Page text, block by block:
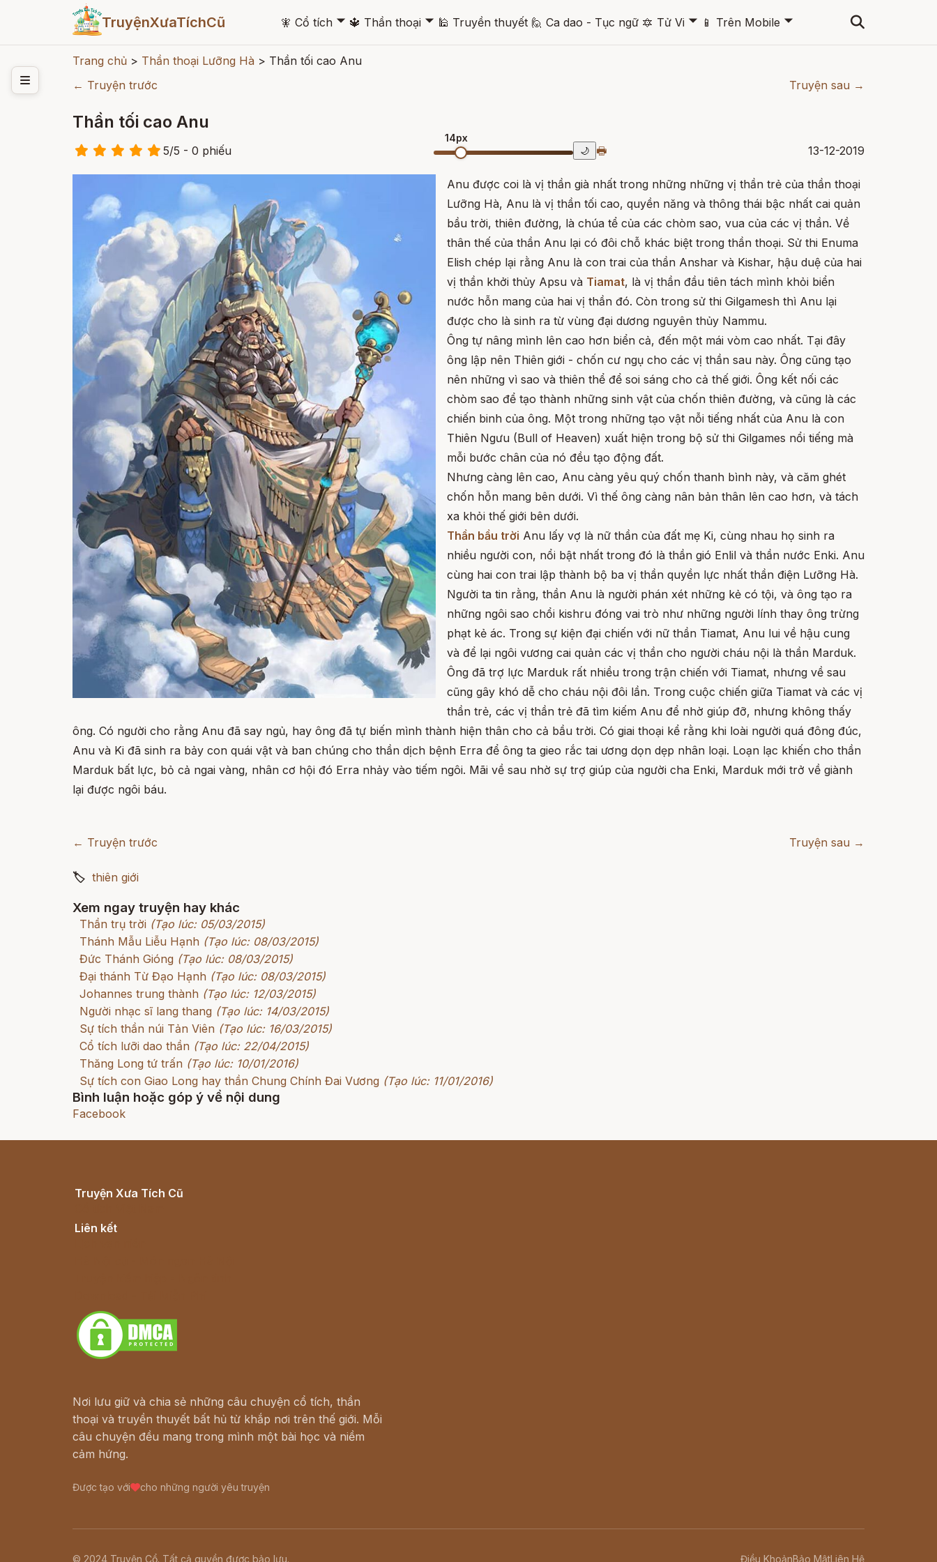
TruyệnXưaTíchCũ 🧚 Cổ tích 🞃 🔱 Thần thoại 🞃 🕌 Truyền thuyết 🙋 Ca dao - Tục ngữ 🔯 Tử Vi 🞃 📱 Trên Mobile 🞃
Trang chủ > Thần thoại Lưỡng Hà > Thần tối cao Anu
← Truyện trước
Truyện sau →
Thần tối cao Anu
5/5 - 0 phiếu
14px
🌙 🖶 13-12-2019
Anu được coi là vị thần già nhất trong những những vị thần trẻ của thần thoại
Lưỡng Hà, Anu là vị thần tối cao, quyền năng và thông thái bậc nhất cai quản
bầu trời, thiên đường, là chúa tể của các chòm sao, vua của các vị thần. Về
thân thế của thần Anu lại có đôi chỗ khác biệt trong thần thoại. Sử thi Enuma
Elish chép lại rằng Anu là con trai của thần Anshar và Kishar, hậu duệ của hai
vị thần khởi thủy Apsu và Tiamat, là vị thần đầu tiên tách mình khỏi biển
nước hỗn mang của hai vị thần đó. Còn trong sử thi Gilgamesh thì Anu lại
được cho là sinh ra từ vùng đại dương nguyên thủy Nammu.
Ông tự nâng mình lên cao hơn biển cả, đến một mái vòm cao nhất. Tại đây
ông lập nên Thiên giới - chốn cư ngụ cho các vị thần sau này. Ông cũng tạo
nên những vì sao và thiên thể để soi sáng cho cả thế giới. Ông kết nối các
chòm sao để tạo thành những sinh vật của chốn thiên đường, và cũng là các
chiến binh của ông. Một trong những tạo vật nỗi tiếng nhất của Anu là con
Thiên Ngưu (Bull of Heaven) xuất hiện trong bộ sử thi Gilgames nổi tiếng mà
mỗi bước chân của nó đều tạo động đất.
Nhưng càng lên cao, Anu càng yêu quý chốn thanh bình này, và căm ghét
chốn hỗn mang bên dưới. Vì thế ông càng nân bản thân lên cao hơn, và tách
xa khỏi thế giới bên dưới.
Thần bầu trời Anu lấy vợ là nữ thần của đất mẹ Ki, cùng nhau họ sinh ra
nhiều người con, nổi bật nhất trong đó là thần gió Enlil và thần nước Enki. Anu
cùng hai con trai lập thành bộ ba vị thần quyền lực nhất thần điện Lưỡng Hà.
Người ta tin rằng, thần Anu là người phán xét những kẻ có tội, và ông tạo ra
những ngôi sao chổi kishru đóng vai trò như những người lính thay ông trừng
phạt kẻ ác. Trong sự kiện đại chiến với nữ thần Tiamat, Anu lui về hậu cung
và để lại ngôi vương cai quản các vị thần cho người cháu nội là thần Marduk.
Ông đã trợ lực Marduk rất nhiều trong trận chiến với Tiamat, nhưng về sau
cũng gây khó dễ cho cháu nội đôi lần. Trong cuộc chiến giữa Tiamat và các vị
thần trẻ, các vị thần trẻ đã tìm kiếm Anu để nhờ giúp đỡ, nhưng không thấy
ông. Có người cho rằng Anu đã say ngủ, hay ông đã tự biến mình thành hiện thân cho cả bầu trời. Có giai thoại kể rằng khi loài người quá đông đúc,
Anu và Ki đã sinh ra bảy con quái vật và ban chúng cho thần dịch bệnh Erra để ông ta gieo rắc tai ương dọn dẹp nhân loại. Loạn lạc khiến cho thần
Marduk bất lực, bỏ cả ngai vàng, nhân cơ hội đó Erra nhảy vào tiếm ngôi. Mãi về sau nhờ sự trợ giúp của người cha Enki, Marduk mới trở về giành
lại được ngôi báu.
← Truyện trước Truyện sau →
🏷 thiên giới
Xem ngay truyện hay khác
Thần trụ trời (Tạo lúc: 05/03/2015)
Thánh Mẫu Liễu Hạnh (Tạo lúc: 08/03/2015)
Đức Thánh Gióng (Tạo lúc: 08/03/2015)
Đại thánh Từ Đạo Hạnh (Tạo lúc: 08/03/2015)
Johannes trung thành (Tạo lúc: 12/03/2015)
Người nhạc sĩ lang thang (Tạo lúc: 14/03/2015)
Sự tích thần núi Tản Viên (Tạo lúc: 16/03/2015)
Cổ tích lưỡi dao thần (Tạo lúc: 22/04/2015)
Thăng Long tứ trấn (Tạo lúc: 10/01/2016)
Sự tích con Giao Long hay thần Chung Chính Đai Vương (Tạo lúc: 11/01/2016)
Bình luận hoặc góp ý về nội dung
Facebook
Truyện Xưa Tích Cũ
Liên kết
Nơi lưu giữ và chia sẻ những câu chuyện cổ tích, thần
thoại và truyền thuyết bất hủ từ khắp nơi trên thế giới. Mỗi
câu chuyện đều mang trong mình một bài học và niềm
cảm hứng.
Được tạo với cho những người yêu truyện
© 2024 Truyện Cổ. Tất cả quyền được bảo lưu. Điều KhoảnBảo MậtLiên Hệ